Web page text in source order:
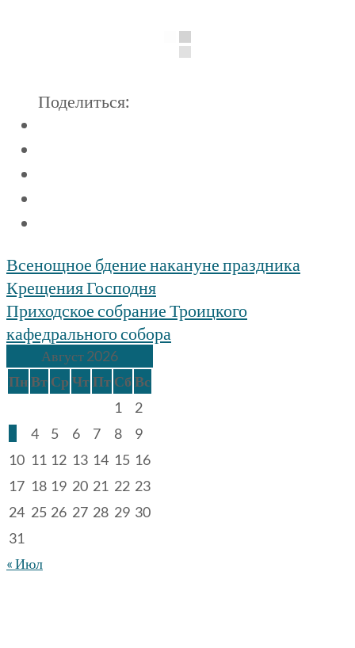
Поделиться:
Навигация
по
записям
Всенощное бдение накануне праздника
Крещения Господня
Приходское собрание Троицкого
кафедрального собора
Август 2026
ПнВт Ср ЧтПт Сб Вс
1
2
4 5 6 7 8
9
10 11 12 13 14 15 16
17 18 19 20 21 22 23
24 25 26 27 28 29 30
31
« Июл